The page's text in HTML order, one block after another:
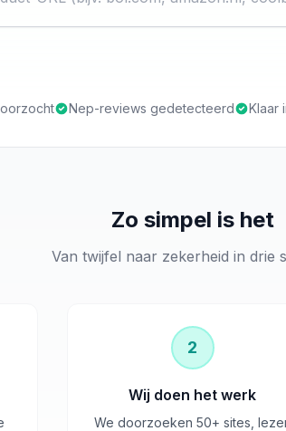
Nep-reviews gedetecteerd Klaar
Zo simpel is het
Van twijfel naar zekerheid in drie
2
Wij doen het werk
We doorzoeken 50+ sites,